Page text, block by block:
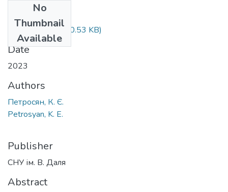
No
Thumbnail
Available
193-202.pdf(770.53 KB)
Date
2023
Authors
Петросян, К. Є.
Petrosyan, K. E.
Publisher
СНУ ім. В. Даля
Abstract